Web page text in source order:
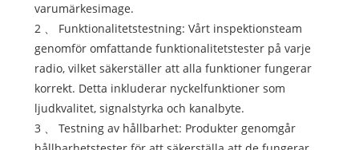
varumärkesimage.
2 、 Funktionalitetstestning: Vårt inspektionsteam
genomför omfattande funktionalitetstester på varje
radio, vilket säkerställer att alla funktioner fungerar
korrekt. Detta inkluderar nyckelfunktioner som
ljudkvalitet, signalstyrka och kanalbyte.
3 、 Testning av hållbarhet: Produkter genomgår